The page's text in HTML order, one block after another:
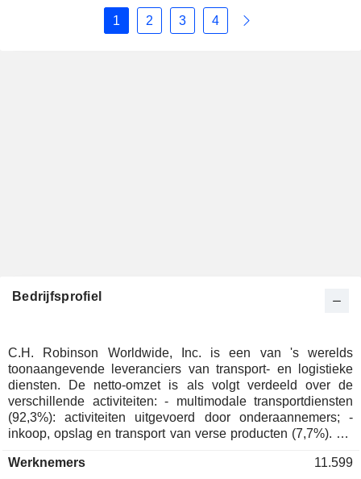
1 2 3 4
Bedrijfsprofiel
C.H. Robinson Worldwide, Inc. is een van 's werelds
toonaangevende leveranciers van transport- en logistieke
diensten. De netto-omzet is als volgt verdeeld over de
verschillende activiteiten: - multimodale transportdiensten
(92,3%): activiteiten uitgevoerd door onderaannemers; -
inkoop, opslag en transport van verse producten (7,7%). De
Werknemers
11.599